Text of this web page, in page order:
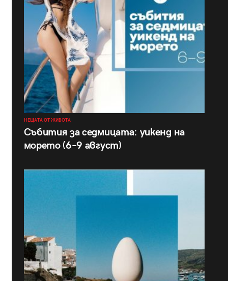
НЕЩАТА ОТ ЖИВОТА
Събития за седмицата: уикенд на
морето (6–9 август)